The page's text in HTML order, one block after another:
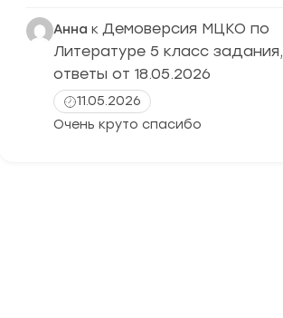
Анна к Демоверсия МЦКО по
Литературе 5 класс задания,
ответы от 18.05.2026
11.05.2026
Очень круто спасибо